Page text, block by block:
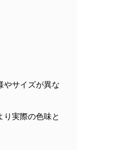
やサイズが異な
実際の色味と